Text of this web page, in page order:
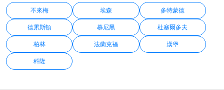
不來梅 埃森 多特蒙德
德累斯頓 慕尼黑 杜塞爾多夫
柏林 法蘭克福 漢堡
科隆